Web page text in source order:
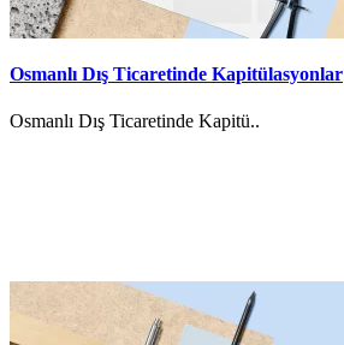
Osmanlı Dış Ticaretinde Kapitülasyonlar
Osmanlı Dış Ticaretinde Kapitü..